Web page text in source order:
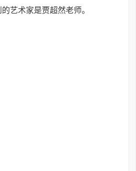
艺术家是贾超然老师。